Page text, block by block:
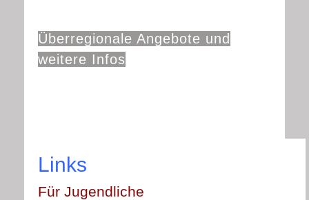
Überregionale Angebote und
weitere Infos
Links
Für Jugendliche